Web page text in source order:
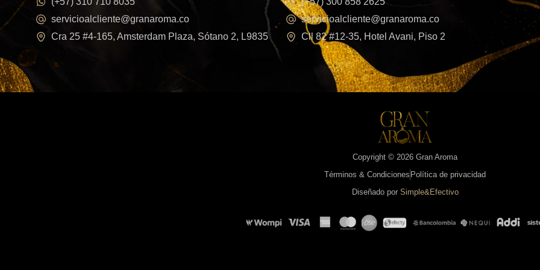
servicioalcliente@granaroma.co
Cra 25 #4-165, Amsterdam Plaza, Sótano 2, L9835
servicioalcliente@granaroma.co
Cll 82 #12-35, Hotel Avani, Piso 2
Copyright © 2026 Gran Aroma
Términos & Condiciones Política de privacidad
Diseñado por Simple&Efectivo